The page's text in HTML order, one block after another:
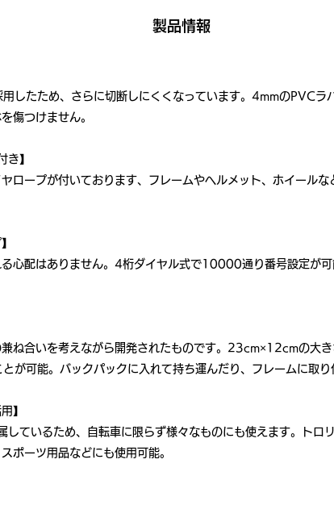
製品情報
したため、さらに切断しにくくなっています。4mmのPVCラ
傷つけません。
き】
ロープが付いております、フレームやヘルメット、ホイールな
心配はありません。4桁ダイヤル式で10000通り番号設定が可
ね合いを考えながら開発されたものです。23cm×12cmの大
が可能。バックパックに入れて持ち運んだり、フレームに取り
】
ているため、自転車に限らず様々なものにも使えます。トロ
ポーツ用品などにも使用可能。